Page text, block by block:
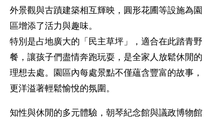
外景觀與古蹟建築相互輝映，圓形花圃等設施為園
區增添了活力與趣味。
特別是占地廣大的「民主草坪」，適合在此踏青野
餐，讓孩子們盡情奔跑玩耍，是全家人放鬆休閒的
理想去處。園區內每處景點不僅蘊含豐富的故事，
更洋溢著輕鬆愉悅的氛圍。
知性與休閒的多元體驗，朝琴紀念館與議政博物館